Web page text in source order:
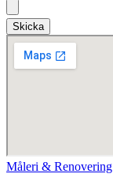
Skicka
Måleri & Renovering